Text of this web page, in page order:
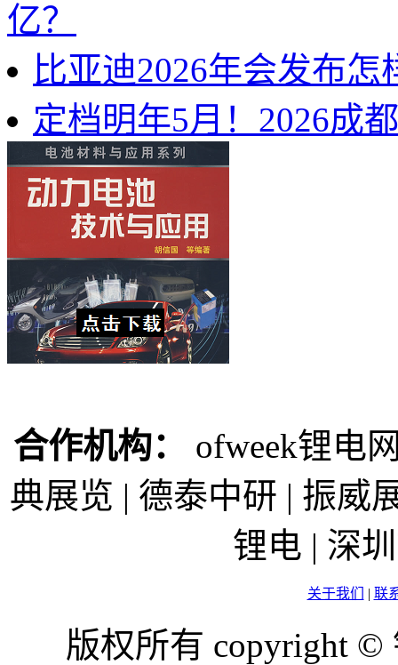
亿？
比亚迪2026年会发布
定档明年5月！2026成
合作机构：
ofweek锂电
典展览 | 德泰中研 | 振威
锂电 | 深
关于我们 | 联
版权所有 copyright